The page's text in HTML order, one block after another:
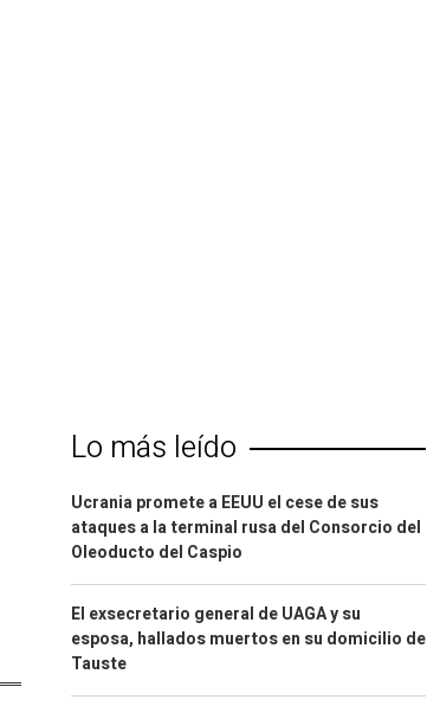
Lo más leído
Ucrania promete a EEUU el cese de sus
ataques a la terminal rusa del Consorcio del
Oleoducto del Caspio
El exsecretario general de UAGA y su
esposa, hallados muertos en su domicilio de
Tauste